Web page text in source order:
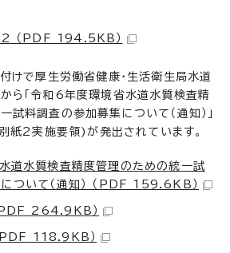
（PDF 194.5KB）
で厚生労働省健康・生活衛生局水道
ら「令和6年度環境省水道水質検査精
試料調査の参加募集について（通知）」
紙2実施要領)が発出されています。
道水質検査精度管理のための統一試
ついて（通知） （PDF 159.6KB）
PDF 264.9KB）
PDF 118.9KB）